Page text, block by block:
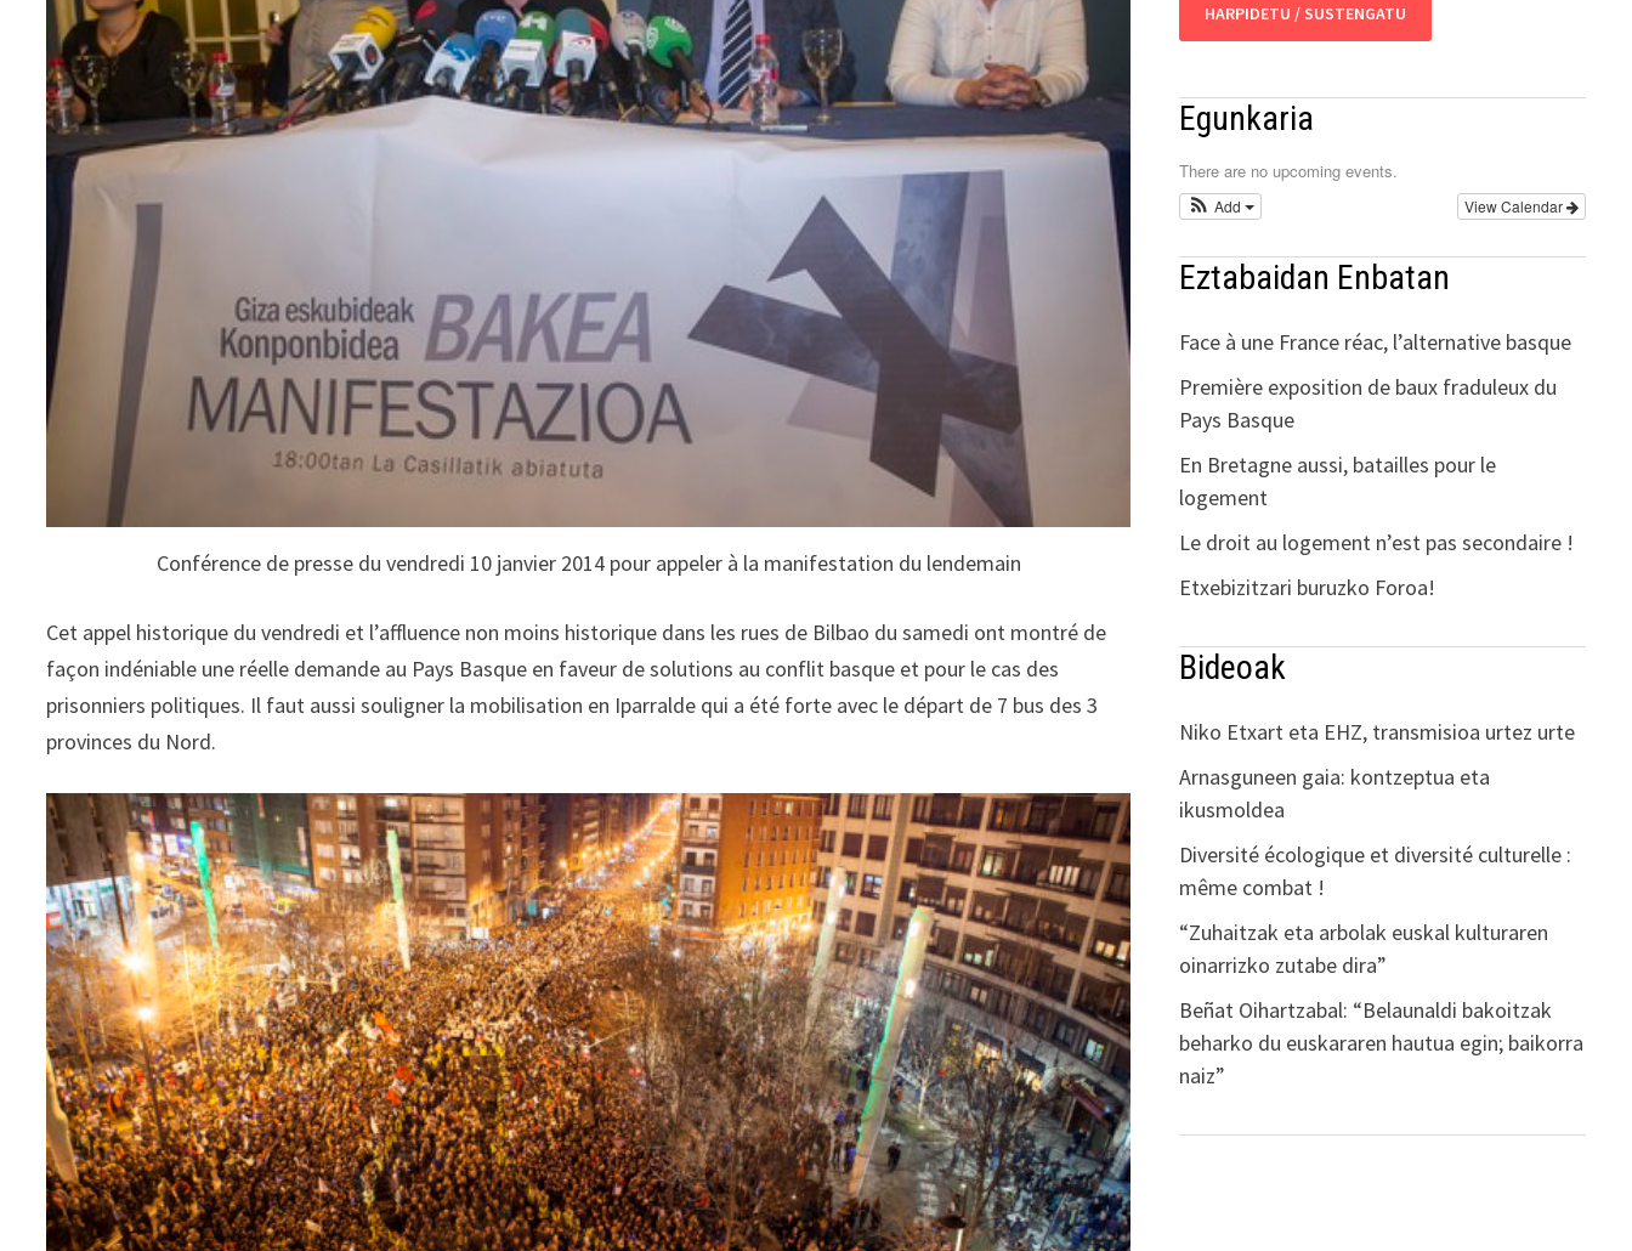
Conférence de presse du vendredi 10 janvier 2014 pour appeler à la manifestation du lendemain
Cet appel historique du vendredi et l’affluence non moins historique dans les rues de Bilbao du samedi ont montré de
façon indéniable une réelle demande au Pays Basque en faveur de solutions au conflit basque et pour le cas des
prisonniers politiques. Il faut aussi souligner la mobilisation en Iparralde qui a été forte avec le départ de 7 bus des 3
provinces du Nord.
HARPIDETU / SUSTENGATU
Egunkaria
There are no upcoming events.
View Calendar
Add
Eztabaidan Enbatan
Face à une France réac, l’alternative basque
Première exposition de baux fraduleux du
Pays Basque
En Bretagne aussi, batailles pour le
logement
Le droit au logement n’est pas secondaire !
Etxebizitzari buruzko Foroa!
Bideoak
Niko Etxart eta EHZ, transmisioa urtez urte
Arnasguneen gaia: kontzeptua eta
ikusmoldea
Diversité écologique et diversité culturelle :
même combat !
“Zuhaitzak eta arbolak euskal kulturaren
oinarrizko zutabe dira”
Beñat Oihartzabal: “Belaunaldi bakoitzak
beharko du euskararen hautua egin; baikorra
naiz”